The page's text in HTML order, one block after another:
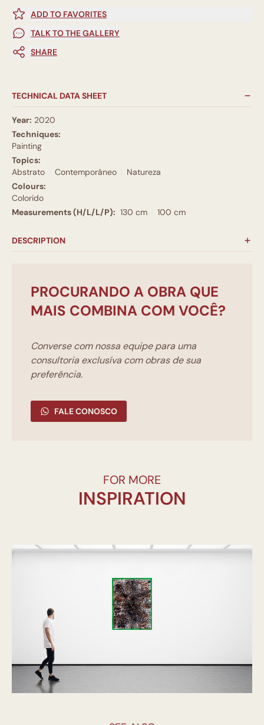
ADD TO FAVORITES
TALK TO THE GALLERY
SHARE
TECHNICAL DATA SHEET
Year: 2020
Techniques:
Painting
Topics:
Abstrato
Contemporâneo
Natureza
Colours:
Colorido
Measurements (H/L/L/P): 130 cm 100 cm
DESCRIPTION
PROCURANDO A OBRA QUE
MAIS COMBINA COM VOCÊ?
Converse com nossa equipe para uma
consultoria exclusíva com obras de sua
preferência.
FALE CONOSCO
FOR MORE
INSPIRATION